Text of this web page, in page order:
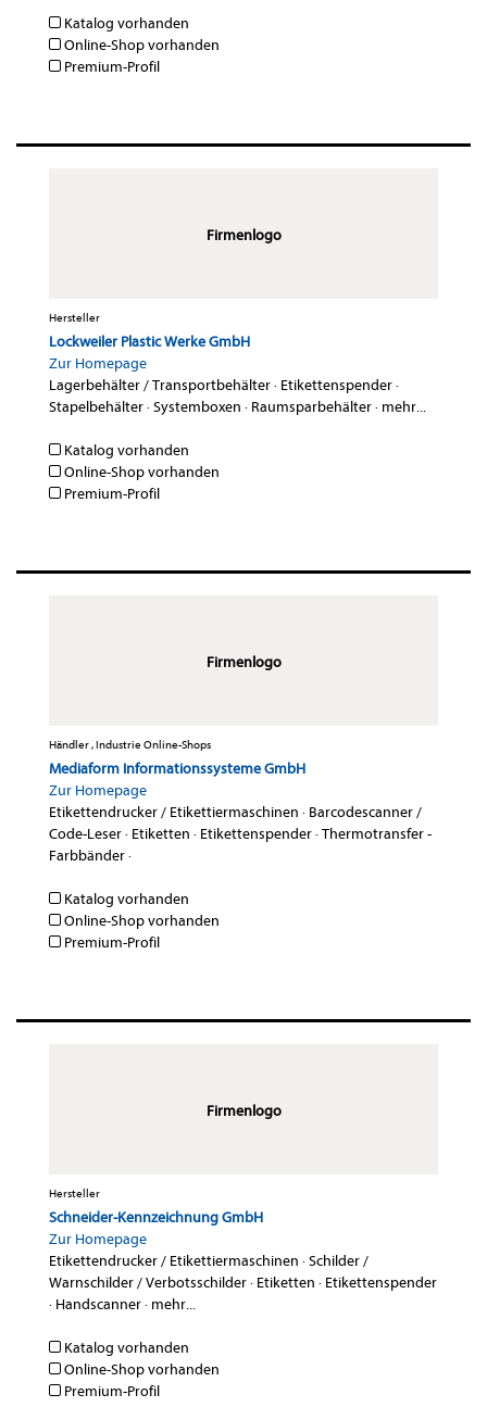
Katalog vorhanden
Online-Shop vorhanden
Premium-Profil
Firmenlogo
Hersteller
Lockweiler Plastic Werke GmbH
Zur Homepage
Lagerbehälter / Transportbehälter· Etikettenspender·
Stapelbehälter·Systemboxen · Raumsparbehälter· mehr...
Katalog vorhanden
Online-Shop vorhanden
Premium-Profil
Firmenlogo
Händler , Industrie Online-Shops
Mediaform Informationssysteme GmbH
Zur Homepage
Etikettendrucker / Etikettiermaschinen · Barcodescanner /
Code-Leser· Etiketten · Etikettenspender·Thermotransfer -
Farbbänder·
Katalog vorhanden
Online-Shop vorhanden
Premium-Profil
Firmenlogo
Hersteller
Schneider-Kennzeichnung GmbH
Zur Homepage
Etikettendrucker / Etikettiermaschinen ·Schilder /
Warnschilder / Verbotsschilder· Etiketten · Etikettenspender
· Handscanner· mehr...
Katalog vorhanden
Online-Shop vorhanden
Premium-Profil